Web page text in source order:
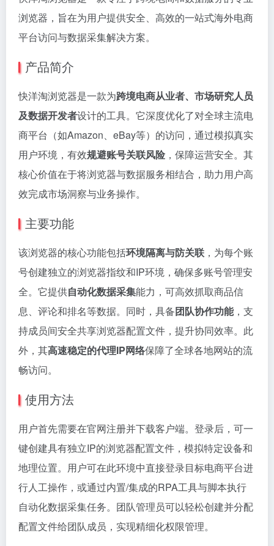
浏览器，旨在为用户提供安全、高效的一站式海外电商
平台访问与数据采集解决方案。
产品简介
快洋淘浏览器是一款为跨境电商从业者、市场研究人员
及数据开发者设计的工具。它深度优化了对全球主流电
商平台（如Amazon、eBay等）的访问，通过模拟真实
用户环境，有效规避账号关联风险，保障运营安全。其
核心价值在于将浏览器与数据服务相结合，助力用户高
效完成市场洞察与业务操作。
主要功能
该浏览器的核心功能包括环境隔离与防关联 ，为每个账
号创建独立的浏览器指纹和IP环境，确保多账号管理安
全。它提供自动化数据采集能力，可高效抓取商品信
息、评论和排名等数据。同时，具备团队协作功能，支
持成员间安全共享浏览器配置文件，提升协同效率。此
外，其高速稳定的代理IP网络保障了全球各地网站的流
畅访问。
使用方法
用户首先需要在官网注册并下载客户端。登录后，可一
键创建具有独立IP的浏览器配置文件，模拟特定设备和
地理位置。用户可在此环境中直接登录目标电商平台进
行人工操作，或通过内置/集成的RPA工具与脚本执行
自动化数据采集任务。团队管理员可以轻松创建并分配
配置文件给团队成员，实现精细化权限管理。